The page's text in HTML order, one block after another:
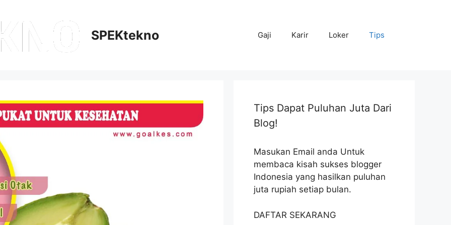
SPEKtekno Gaji Karir Loker Tips
Tips Dapat Puluhan Juta Dari
Blog!
Masukan Email anda Untuk
membaca kisah sukses blogger
Indonesia yang hasilkan puluhan
juta rupiah setiap bulan.
DAFTAR SEKARANG